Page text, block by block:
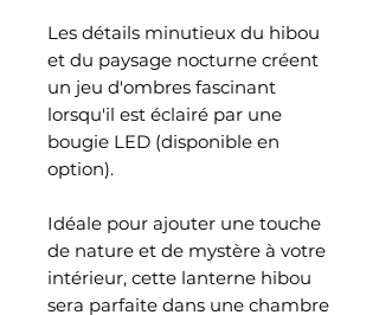
Les détails minutieux du hibou
et du paysage nocturne créent
un jeu d'ombres fascinant
lorsqu'il est éclairé par une
bougie LED (disponible en
option).
Idéale pour ajouter une touche
de nature et de mystère à votre
intérieur, cette lanterne hibou
sera parfaite dans une chambre